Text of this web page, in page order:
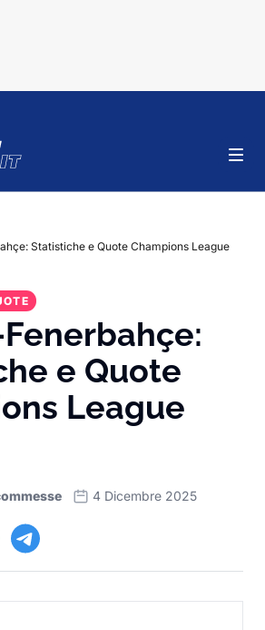
Statistiche e Quote Champions League
e Quote
League
4 Dicembre 2025